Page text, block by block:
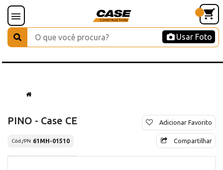
Usar Foto
PINO - Case CE
Cód./PN 61MH-01510
Adicionar Favorito
Compartilhar